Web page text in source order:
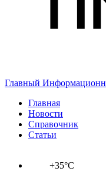
Главный
Главная
Новости
Справочник
Статьи
+35°C